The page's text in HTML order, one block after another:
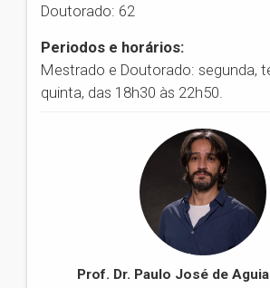
Doutorado: 62
Periodos e horários:
Mestrado e Doutorado: segunda,
quinta, das 18h30 às 22h50.
Prof. Dr. Paulo José de